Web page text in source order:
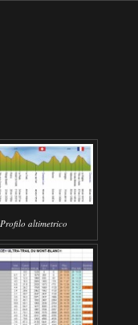
Profilo altimetrico